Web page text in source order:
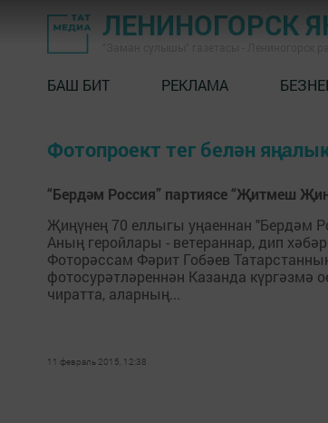
ЛЕНИНОГОРСК
БАШ БИТ РЕКЛАМА
Фотопроект тег белән
“Бердәм Россия” партиясе “Җитмеш
Җиңүнең 70 еллыгы уңаеннан "Бердәм
Аның геройлары - ветераннар, дип
Фоторәссам Фәрит Гобәев
фотосурәтләреннән Казанда күргәзмә
чиратта, аларның...
11 февраль 2015, 12:38